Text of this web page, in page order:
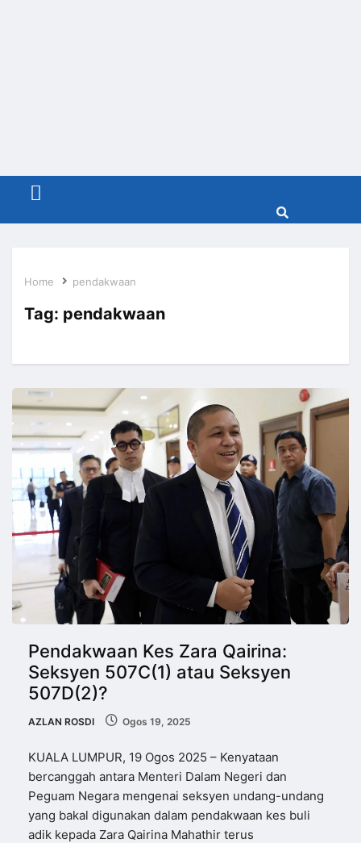
Menu
Home pendakwaan
Tag: pendakwaan
Pendakwaan Kes Zara Qairina:
Seksyen 507C(1) atau Seksyen
507D(2)?
AZLAN ROSDI Ogos 19, 2025
KUALA LUMPUR, 19 Ogos 2025 – Kenyataan
bercanggah antara Menteri Dalam Negeri dan
Peguam Negara mengenai seksyen undang-undang
yang bakal digunakan dalam pendakwaan kes buli
adik kepada Zara Qairina Mahathir terus